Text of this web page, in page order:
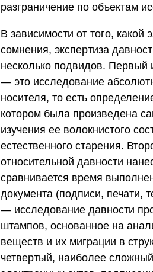
разграничение по объектам
В зависимости от того, какой
сомнения, экспертиза
несколько подвидов. Первый
— это исследование
носителя, то есть
котором была произведена
изучения ее волокнистого
естественного старения.
относительной давности
сравнивается время
документа (подписи, печати,
— исследование давности
штампов, основанное на
веществ и их миграции в
четвертый, наиболее